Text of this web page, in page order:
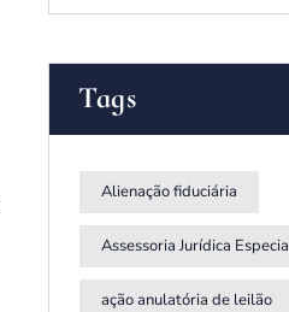
Tags
Alienação fiduciária
Assessoria Jurídica
ação anulatória de leilão